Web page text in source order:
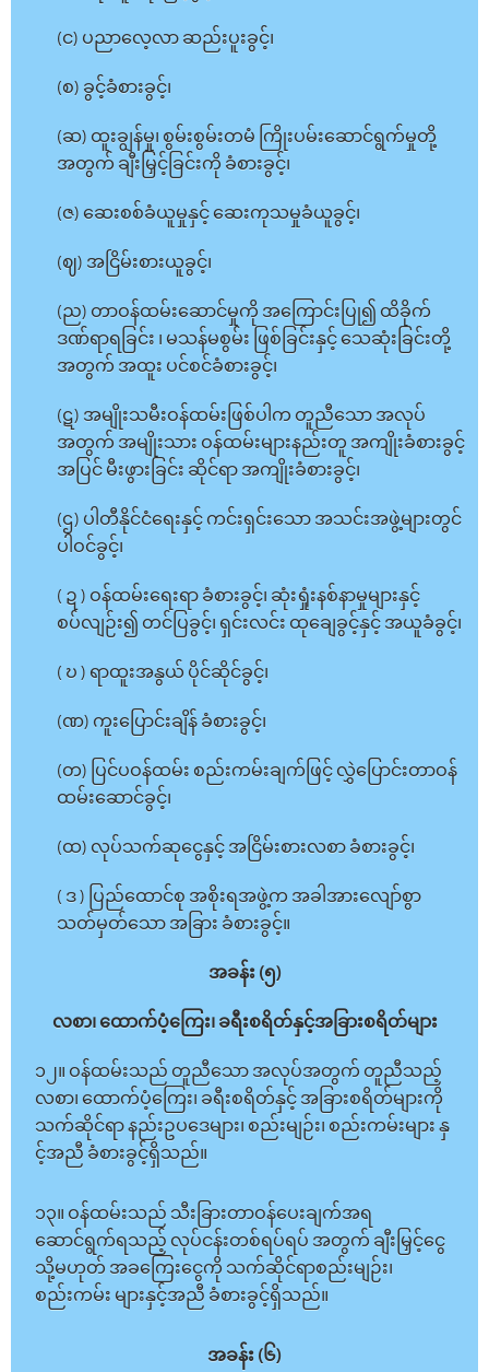
(င) ပညာလေ့လာ ဆည်းပူးခွင့်၊
(စ) ခွင့်ခံစားခွင့်၊
(ဆ) ထူးချွန်မှု၊ စွမ်းစွမ်းတမံ ကြိုးပမ်းဆောင်ရွက်မှုတို့
အတွက် ချီးမြှင့်ခြင်းကို ခံစားခွင့်၊
(ဇ) ဆေးစစ်ခံယူမှုနှင့် ဆေးကုသမှုခံယူခွင့်၊
(ဈ) အငြိမ်းစားယူခွင့်၊
(ည) တာဝန်ထမ်းဆောင်မှုကို အကြောင်းပြု၍ ထိခိုက်
ဒဏ်ရာရခြင်း ၊ မသန်မစွမ်း ဖြစ်ခြင်းနှင့် သေဆုံးခြင်းတို့
အတွက် အထူး ပင်စင်ခံစားခွင့်၊
(ဋ) အမျိုးသမီးဝန်ထမ်းဖြစ်ပါက တူညီသော အလုပ်
အတွက် အမျိုးသား ဝန်ထမ်းများနည်းတူ အကျိုးခံစားခွင့်
အပြင် မီးဖွားခြင်း ဆိုင်ရာ အကျိုးခံစားခွင့်၊
(ဌ) ပါတီနိုင်ငံရေးနှင့် ကင်းရှင်းသော အသင်းအဖွဲ့များတွင်
ပါဝင်ခွင့်၊
( ဍ ) ဝန်ထမ်းရေးရာ ခံစားခွင့်၊ ဆုံးရှုံးနစ်နာမှုများနှင့်
စပ်လျဉ်း၍ တင်ပြခွင့်၊ ရှင်းလင်း ထုချေခွင့်နှင့် အယူခံခွင့်၊
( ဎ ) ရာထူးအနွယ် ပိုင်ဆိုင်ခွင့်၊
(ဏ) ကူးပြောင်းချိန် ခံစားခွင့်၊
(တ) ပြင်ပဝန်ထမ်း စည်းကမ်းချက်ဖြင့် လွှဲပြောင်းတာဝန်
ထမ်းဆောင်ခွင့်၊
(ထ) လုပ်သက်ဆုငွေနှင့် အငြိမ်းစားလစာ ခံစားခွင့်၊
( ဒ ) ပြည်ထောင်စု အစိုးရအဖွဲ့က အခါအားလျော်စွာ
သတ်မှတ်သော အခြား ခံစားခွင့်။
အခန်း (၅)
လစာ၊ ထောက်ပံ့ကြေး၊ ခရီးစရိတ်နှင့်အခြားစရိတ်များ
၁၂။ ဝန်ထမ်းသည် တူညီသော အလုပ်အတွက် တူညီသည့်
လစာ၊ ထောက်ပံ့ကြေး၊ ခရီးစရိတ်နှင့် အခြားစရိတ်များကို
သက်ဆိုင်ရာ နည်းဥပဒေများ၊ စည်းမျဉ်း၊ စည်းကမ်းများ နှ
င့်အညီ ခံစားခွင့်ရှိသည်။
၁၃။ ဝန်ထမ်းသည် သီးခြားတာဝန်ပေးချက်အရ
ဆောင်ရွက်ရသည့် လုပ်ငန်းတစ်ရပ်ရပ် အတွက် ချီးမြှင့်ငွေ
သို့မဟုတ် အခကြေးငွေကို သက်ဆိုင်ရာစည်းမျဉ်း၊
စည်းကမ်း များနှင့်အညီ ခံစားခွင့်ရှိသည်။
အခန်း (၆)